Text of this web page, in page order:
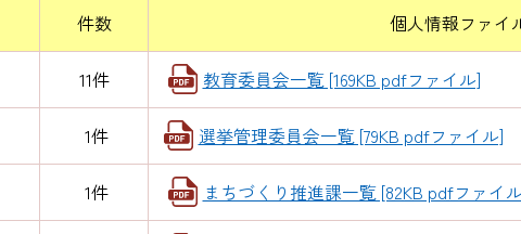
件数 個人情報ファイ
11件 教育委員会一覧 [169KB pdfファイル]
1件 選挙管理委員会一覧 [79KB pdfファイル]
1件 まちづくり推進課一覧 [82KB pdfファイ